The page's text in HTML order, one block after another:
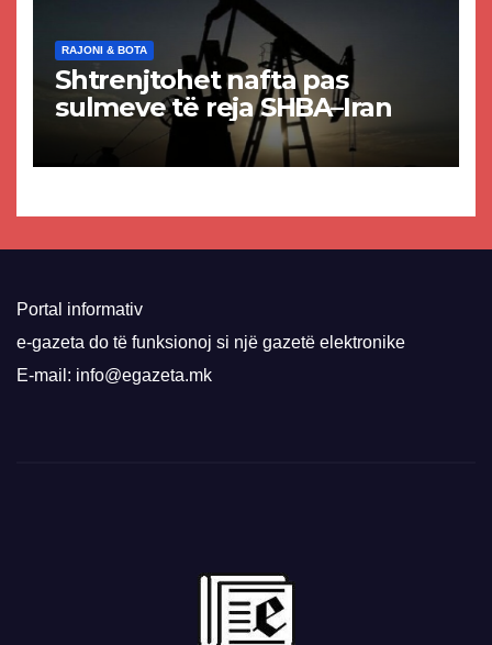
RAJONI & BOTA
Shtrenjtohet nafta pas
sulmeve të reja SHBA–Iran
Portal informativ
e-gazeta do të funksionoj si një gazetë elektronike
E-mail: info@egazeta.mk